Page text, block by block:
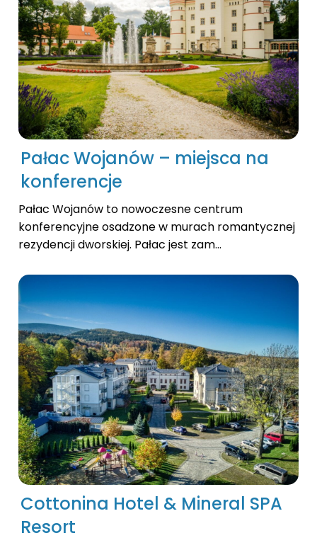
Pałac Wojanów – miejsca na
konferencje
Pałac Wojanów to nowoczesne centrum
konferencyjne osadzone w murach romantycznej
rezydencji dworskiej. Pałac jest zam...
Cottonina Hotel & Mineral SPA
Resort